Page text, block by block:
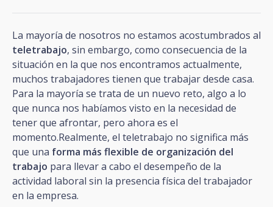
La mayoría de nosotros no estamos acostumbrados al
teletrabajo, sin embargo, como consecuencia de la
situación en la que nos encontramos actualmente,
muchos trabajadores tienen que trabajar desde casa.
Para la mayoría se trata de un nuevo reto, algo a lo
que nunca nos habíamos visto en la necesidad de
tener que afrontar, pero ahora es el
momento.Realmente, el teletrabajo no significa más
que una forma más flexible de organización del
trabajo para llevar a cabo el desempeño de la
actividad laboral sin la presencia física del trabajador
en la empresa.